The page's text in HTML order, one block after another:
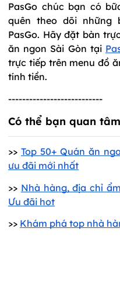
PasGo chúc bạn có
quên theo dõi những
PasGo. Hãy đặt bàn
ăn ngon Sài Gòn tại
trực tiếp trên menu đồ
tính tiền.
---------------------------
Có thể bạn quan tâm
>> Top 50+ Quán ăn
ưu đãi mới nhất
>> Nhà hàng, địa chỉ
Ưu đãi hot
>> Khám phá top nhà